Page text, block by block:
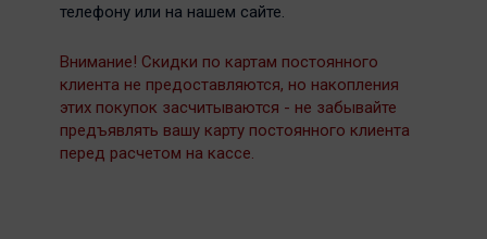
телефону или на нашем сайте.
Внимание! Скидки по картам постоянного
клиента не предоставляются, но накопления
этих покупок засчитываются - не забывайте
предъявлять вашу карту постоянного клиента
перед расчетом на кассе.